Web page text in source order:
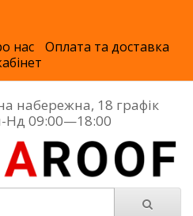
нас
Оплата та доставка
набережна, 18 графік
Нд 09:00—18:00